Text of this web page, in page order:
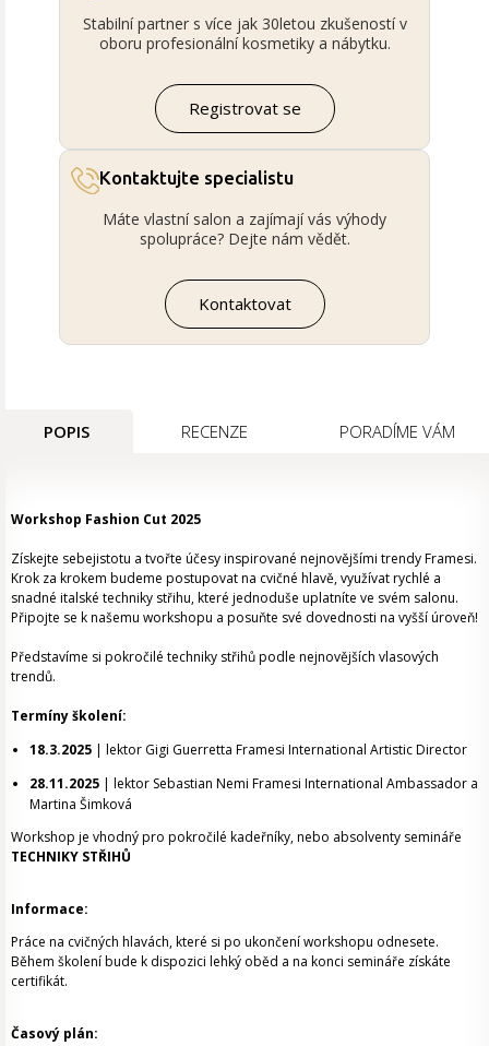
Stabilní partner s více jak 30letou zkušeností v
oboru profesionální kosmetiky a nábytku.
Registrovat se
Kontaktujte specialistu
Máte vlastní salon a zajímají vás výhody
spolupráce? Dejte nám vědět.
Kontaktovat
POPIS RECENZE PORADÍME VÁM
Workshop Fashion Cut 2025
Získejte sebejistotu a tvořte účesy inspirované nejnovějšími trendy Framesi.
Krok za krokem budeme postupovat na cvičné hlavě, využívat rychlé a
snadné italské techniky střihu, které jednoduše uplatníte ve svém salonu.
Připojte se k našemu workshopu a posuňte své dovednosti na vyšší úroveň!
Představíme si pokročilé techniky střihů podle nejnovějších vlasových
trendů.
Termíny školení:
18.3.2025 | lektor Gigi Guerretta Framesi International Artistic Director
28.11.2025 | lektor Sebastian Nemi Framesi International Ambassador a
Martina Šimková
Workshop je vhodný pro pokročilé kadeřníky, nebo absolventy semináře
TECHNIKY STŘIHŮ
Informace:
Práce na cvičných hlavách, které si po ukončení workshopu odnesete.
Během školení bude k dispozici lehký oběd a na konci semináře získáte
certifikát.
Časový plán: